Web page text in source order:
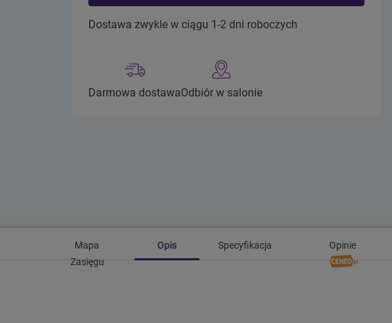
Dostawa zwykle w ciągu 1-2 dni roboczych
Darmowa dostawaOdbiór w salonie
Mapa
Zasięgu
Opis Specyfikacja Opinie